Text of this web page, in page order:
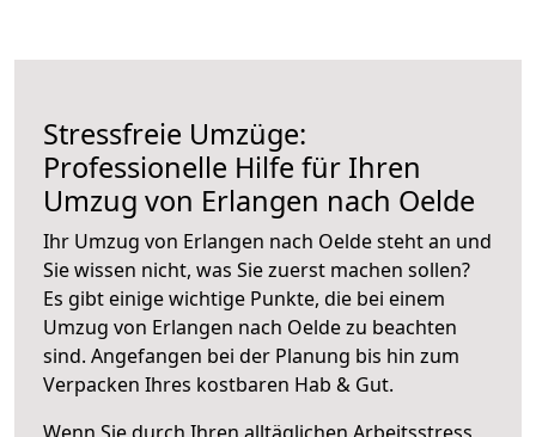
Stressfreie Umzüge:
Professionelle Hilfe für Ihren
Umzug von Erlangen nach Oelde
Ihr Umzug von Erlangen nach Oelde steht an und
Sie wissen nicht, was Sie zuerst machen sollen?
Es gibt einige wichtige Punkte, die bei einem
Umzug von Erlangen nach Oelde zu beachten
sind. Angefangen bei der Planung bis hin zum
Verpacken Ihres kostbaren Hab & Gut.